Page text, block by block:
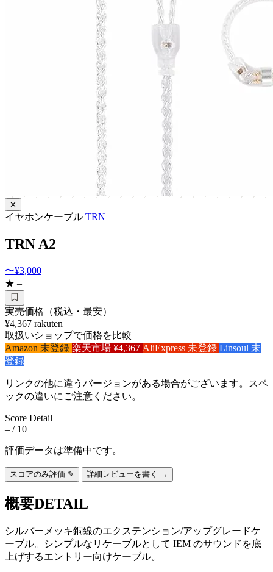
✕
イヤホンケーブル TRN
TRN A2
〜¥3,000
★ –
実売価格（税込・最安）
¥4,367 rakuten
取扱いショップで価格を比較
Amazon 未登録 楽天市場 ¥4,367 AliExpress 未登録 Linsoul 未
登録
リンクの他に違うバージョンがある場合がございます。スペ
ックの違いにご注意ください。
Score Detail
– / 10
評価データは準備中です。
スコアのみ評価 ✎ 詳細レビューを書く →
概要DETAIL
シルバーメッキ銅線のエクステンション/アップグレードケ
ーブル。シンプルなリケーブルとして IEM のサウンドを底
上げするエントリー向けケーブル。